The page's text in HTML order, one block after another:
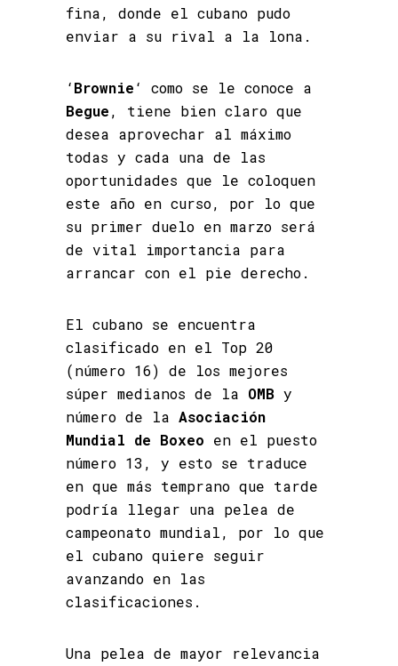
fina, donde el cubano pudo
enviar a su rival a la lona.
‘Brownie‘ como se le conoce a
Begue, tiene bien claro que
desea aprovechar al máximo
todas y cada una de las
oportunidades que le coloquen
este año en curso, por lo que
su primer duelo en marzo será
de vital importancia para
arrancar con el pie derecho.
El cubano se encuentra
clasificado en el Top 20
(número 16) de los mejores
súper medianos de la OMB y
número de la Asociación
Mundial de Boxeo en el puesto
número 13, y esto se traduce
en que más temprano que tarde
podría llegar una pelea de
campeonato mundial, por lo que
el cubano quiere seguir
avanzando en las
clasificaciones.
Una pelea de mayor relevancia